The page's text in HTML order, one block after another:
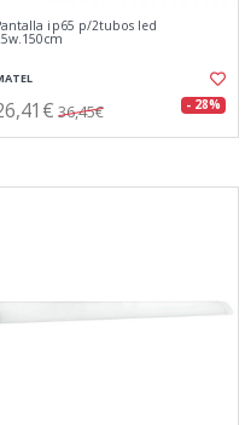
ip65 p/2tubos led
36,45€ - 28%